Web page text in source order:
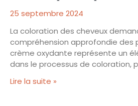
25 septembre 2024
La coloration des cheveux
compréhension approfondie des
crème oxydante représente un
dans le processus de
Lire la suite »